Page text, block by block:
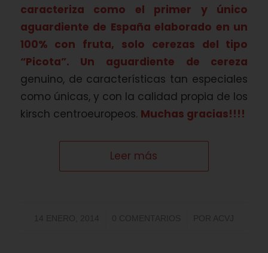
caracteriza como el primer y único
aguardiente de España elaborado en un
100% con fruta, solo cerezas del tipo
“Picota”. Un aguardiente de cereza
genuino, de características tan especiales
como únicas, y con la calidad propia de los
kirsch centroeuropeos. Muchas gracias!!!!
Leer más